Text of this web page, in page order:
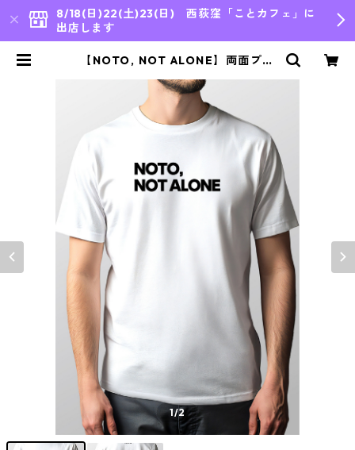
8/18(日)22(土)23(日) 西荻窪「ことカフェ」に
出店します
【NOTO, NOT ALONE】両面プリ
｜ | bleu japon,
1/2